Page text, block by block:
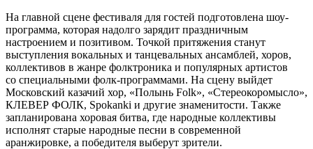
На главной сцене фестиваля для гостей подготовлена шоу-
программа, которая надолго зарядит праздничным
настроением и позитивом. Точкой притяжения станут
выступления вокальных и танцевальных ансамблей, хоров,
коллективов в жанре фолктроника и популярных артистов
со специальными фолк-программами. На сцену выйдет
Московский казачий хор, «Полынь Folk», «Стереокоромысло»,
КЛЕВЕР ФОЛК, Spokanki и другие знаменитости. Также
запланирована хоровая битва, где народные коллективы
исполнят старые народные песни в современной
аранжировке, а победителя выберут зрители.